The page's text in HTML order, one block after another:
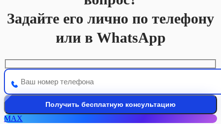
Задайте его лично по телефону
или в WhatsApp
MAX